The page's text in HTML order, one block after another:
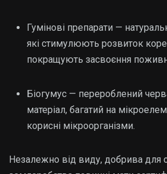
Гумінові препарати —
які стимулюють розвиток
покращують засвоєння
Біогумус — перероблений
матеріал, багатий на
корисні мікроорганізми.
Незалежно від виду, добрива для